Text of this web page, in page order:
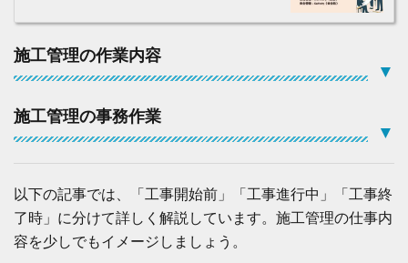
資
格
野
ご
に
施
工
管
理
施工管理の作業内容
▼
施工管理の事務作業
▼
以下の記事では、「工事開始前」「工事進行中」「工事終
了時」に分けて詳しく解説しています。施工管理の仕事内
容を少しでもイメージしましょう。